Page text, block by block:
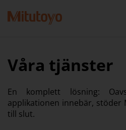
Våra tjänster
En komplett lösning:
applikationen innebär,
till slut.